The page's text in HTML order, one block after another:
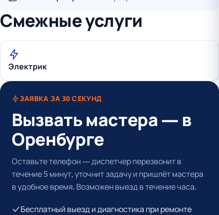
Смежные услуги
Электрик
ЗАЯВКА ЗА 30 СЕКУНД
Вызвать мастера — в
Оренбурге
Оставьте телефон — диспетчер перезвонит в
течение 5 минут, уточнит задачу и пришлёт мастера
в удобное время. Возможен выезд в течение часа.
Бесплатный выезд и диагностика при ремонте